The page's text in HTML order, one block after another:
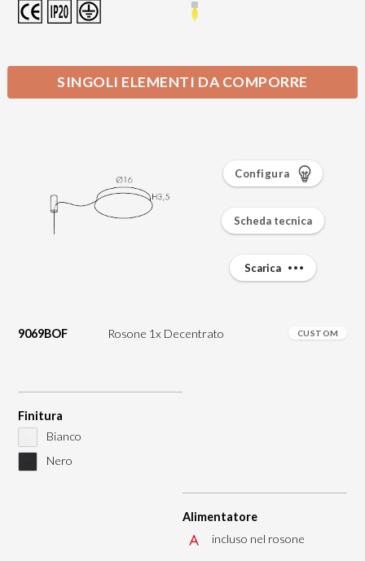
SINGOLI ELEMENTI DA COMPORRE
9069BOF Rosone 1x Decentrato CUSTOM
Finitura
Bianco
Nero
Alimentatore
incluso nel rosone
Configura
Scheda tecnica
Scarica